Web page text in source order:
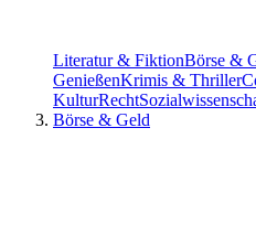
Literatur & FiktionBörse &
GenießenKrimis & Thriller
KulturRecht
Börse & Geld